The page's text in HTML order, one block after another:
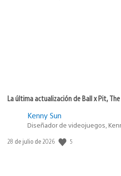
La última actualización de Ball x Pit,
Kenny Sun
Diseñador de videojuegos,
Fecha
28 de julio de 2026 5